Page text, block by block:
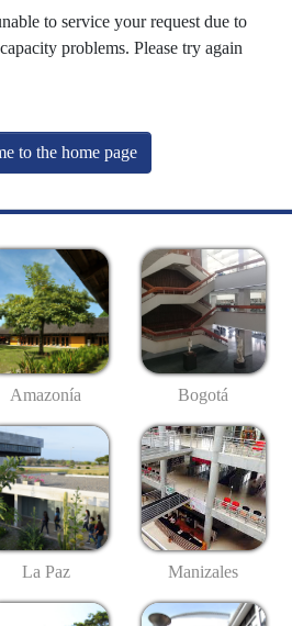
to service your request due to
problems. Please try again
to the home page
Amazonía Bogotá
La Paz Manizales